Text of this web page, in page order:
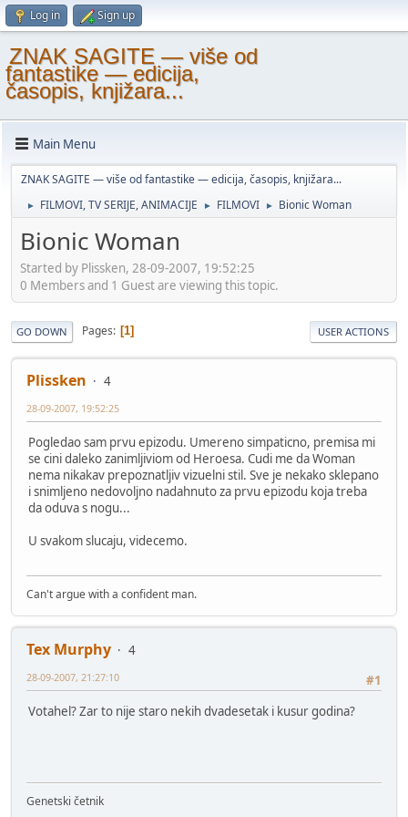
Log in Sign up
ZNAK SAGITE — više od
fantastike — edicija,
časopis, knjižara...
Main Menu
ZNAK SAGITE — više od fantastike — edicija, časopis, knjižara...
► FILMOVI, TV SERIJE, ANIMACIJE ► FILMOVI ► Bionic Woman
Bionic Woman
Started by Plissken, 28-09-2007, 19:52:25
0 Members and 1 Guest are viewing this topic.
GO DOWN Pages 1 USER ACTIONS
Plissken 4
28-09-2007, 19:52:25
Pogledao sam prvu epizodu. Umereno simpaticno, premisa mi
se cini daleko zanimljiviom od Heroesa. Cudi me da Woman
nema nikakav prepoznatljiv vizuelni stil. Sve je nekako sklepano
i snimljeno nedovoljno nadahnuto za prvu epizodu koja treba
da oduva s nogu...
U svakom slucaju, videcemo.
Can't argue with a confident man.
Tex Murphy
4
#1
28-09-2007, 21:27:10
Votahel? Zar to nije staro nekih dvadesetak i kusur godina?
Genetski četnik